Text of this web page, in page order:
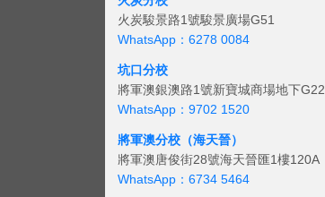
火炭駿景路1號駿景廣場G51
WhatsApp：6278 0084
坑口分校
將軍澳銀澳路1號新寶城商場地下G22
WhatsApp：9702 1520
將軍澳分校（海天晉）
將軍澳唐俊街28號海天晉匯1樓120A
WhatsApp：6734 5464